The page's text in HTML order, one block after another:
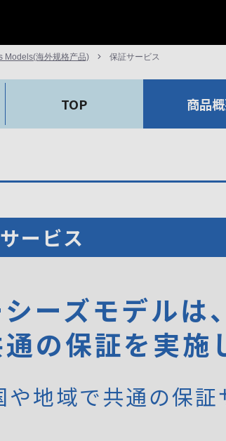
Models(海外规格产品) 保証サービス
TOP 商品
ービス
ーズモデルは
の保証を実施
地域で共通の保